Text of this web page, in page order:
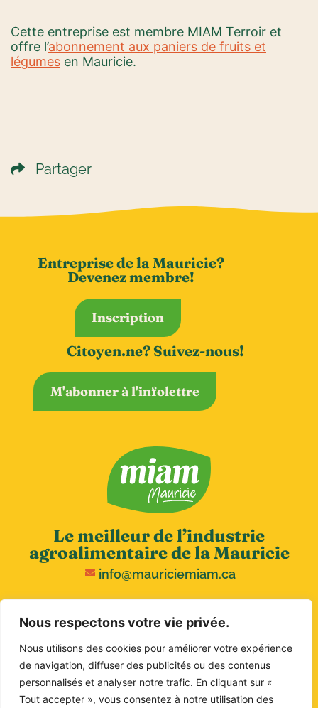
Nous respectons votre vie privée.
Nous utilisons des cookies pour améliorer votre expérience
de navigation, diffuser des publicités ou des contenus
personnalisés et analyser notre trafic. En cliquant sur «
Tout accepter », vous consentez à notre utilisation des
Cette entreprise est membre MIAM Terroir et
offre l’abonnement aux paniers de fruits et
légumes en Mauricie.
Partager
Entreprise de la Mauricie?
Devenez membre!
Inscription
Citoyen.ne? Suivez-nous!
M'abonner à l'infolettre
Le meilleur de l’industrie
agroalimentaire de la Mauricie
info@mauriciemiam.ca
Copyright © 2026 MIAM. Tous droits réservés.